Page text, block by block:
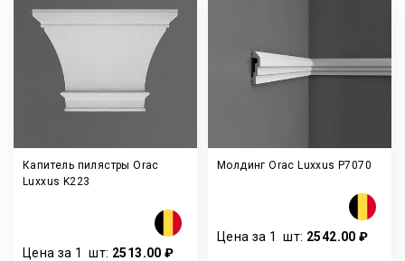
Капитель пилястры Orac
Luxxus K223
Цена за 1шт: 2513.00 ₽
Молдинг Orac Luxxus P7070
Цена за 1шт: 2542.00 ₽